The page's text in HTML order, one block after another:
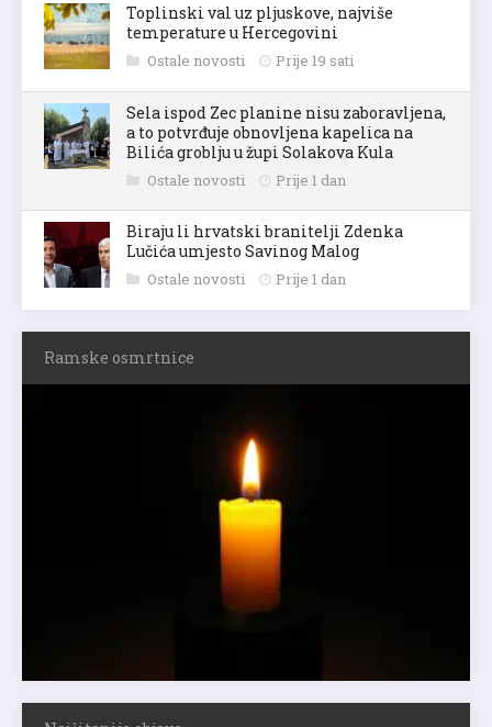
Toplinski val uz pljuskove, najviše
temperature u Hercegovini
Ostale novosti Prije 19 sati
Sela ispod Zec planine nisu zaboravljena,
a to potvrđuje obnovljena kapelica na
Bilića groblju u župi Solakova Kula
Ostale novosti Prije 1 dan
Biraju li hrvatski branitelji Zdenka
Lučića umjesto Savinog Malog
Ostale novosti Prije 1 dan
Ramske osmrtnice